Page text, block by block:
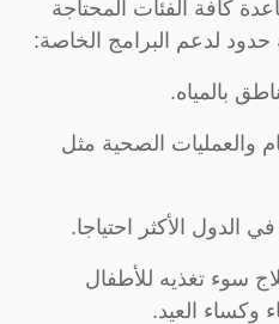
كافة الفئات المحتاجة
حدود لدعم البرامج الخاصة:
بالمياه.
والعمليات الصحية مثل
الدول الأكثر احتياجا.
سوء تغذيه للأطفال
وكساء العيد.